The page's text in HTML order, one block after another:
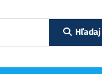
Hľadaj